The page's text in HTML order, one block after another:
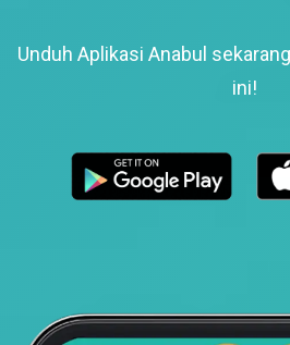
Unduh Aplikasi Anabul
ini!